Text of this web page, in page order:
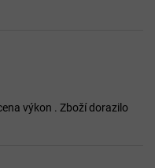
výkon . Zboží dorazilo